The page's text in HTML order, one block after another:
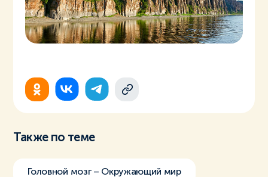
Также по теме
Головной мозг – Окружающий мир